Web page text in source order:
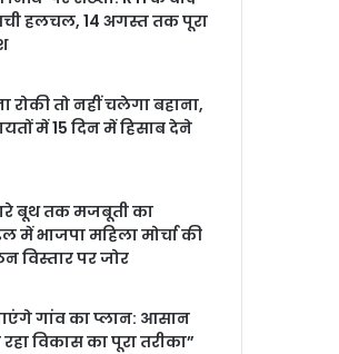
हलचल, 14 अगस्त तक पूरा
रोकी तो नहीं चलेगा बहाना,
में 15 दिन में हिसाब देने
बूथ तक मजबूती का
भाजपा महिला मोर्चा की
विस्तार पर जोर
गांव का प्लान: आसान
विकास का पूरा तरीका”